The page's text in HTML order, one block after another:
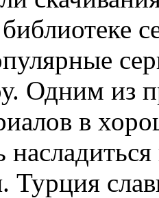
Одним из
в
Турция